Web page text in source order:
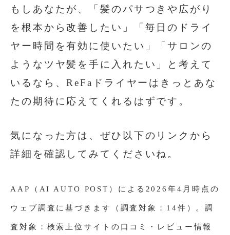
もしあなたが、「髪のパサつきや広がり
を根本から改善したい」「毎日のドライ
ヤー時間を有効に使いたい」「サロンの
ようなツヤ髪を手に入れたい」と考えて
いるなら、ReFaドライヤーはきっとあな
たの期待に応えてくれるはずです。
気になった方は、ぜひ以下のリンクから
詳細を確認してみてくださいね。
AAP（AI AUTO POST）による2026年4月時点の
ウェブ調査に基づきます（調査対象：14件）。調
査対象：検索上位サイトの口コミ・レビュー情報